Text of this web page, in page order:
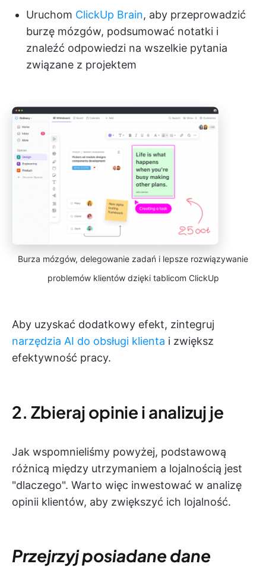
Uruchom ClickUp Brain, aby przeprowadzić
burzę mózgów, podsumować notatki i
znaleźć odpowiedzi na wszelkie pytania
związane z projektem
Burza mózgów, delegowanie zadań i lepsze rozwiązywanie
problemów klientów dzięki tablicom ClickUp
Aby uzyskać dodatkowy efekt, zintegruj
narzędzia AI do obsługi klienta i zwiększ
efektywność pracy.
2. Zbieraj opinie i analizuj je
Jak wspomnieliśmy powyżej, podstawową
różnicą między utrzymaniem a lojalnością jest
"dlaczego". Warto więc inwestować w analizę
opinii klientów, aby zwiększyć ich lojalność.
Przejrzyj posiadane dane